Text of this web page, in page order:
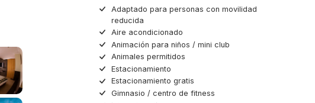
Adaptado para personas con movilidad
reducida
Aire acondicionado
Animación para niños / mini club
Animales permitidos
Estacionamiento
Estacionamiento gratis
Gimnasio / centro de fitness